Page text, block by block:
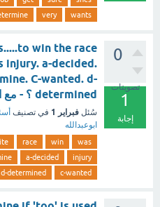
wants
very
0
تصويتات
1
إجابة
win the race
injury. a-decided.
C-wanted. d-
determined ؟ - مع الشرح
سُئل فبراير 1 في تصنيف
ابوعبدالله
was
win
race
injury
a-decided
c-wanted
d-determined